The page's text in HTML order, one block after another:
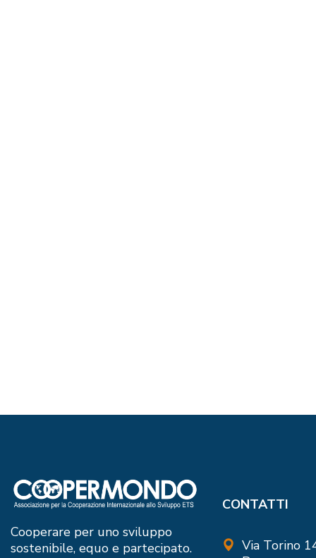
Cooperare per uno sviluppo
sostenibile, equo e partecipato.
CONTATTI
Via Torino